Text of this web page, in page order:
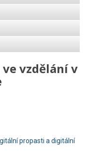
ve vzdělání v
propasti a digitální